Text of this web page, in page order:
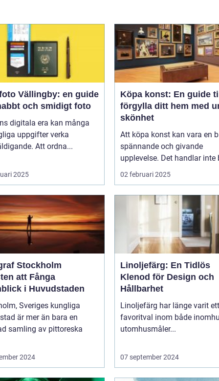
Vällingby: en guide
och smidigt foto
digitala era kan många
uppgifter verka
Att ordna...
2025
Köpa konst: En guide
förgylla ditt hem med
skönhet
Att köpa konst kan vara en
spännande och givande
upplevelse. Det handlar inte
02 februari 2025
Stockholm
att Fånga
i Huvudstaden
Sveriges kungliga
är mer än bara en
samling av pittoreska
2024
Linoljefärg: En Tidlös
Klenod för Design och
Hållbarhet
Linoljefärg har länge varit ett
favoritval inom både
utomhusmåler...
07 september 2024